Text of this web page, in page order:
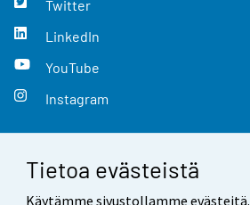
Tietoa evästeistä
Käytämme sivustollamme evästeitä.
Twitter
LinkedIn
YouTube
Instagram
Yhteystiedot